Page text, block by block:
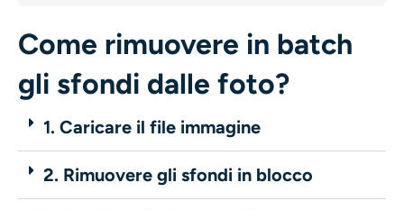
Come rimuovere in batch
gli sfondi dalle foto?
1. Caricare il file immagine
2. Rimuovere gli sfondi in blocco